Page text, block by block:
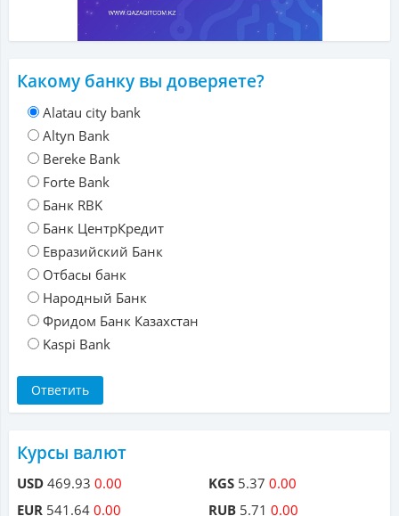
Какому банку вы доверяете?
Alatau city bank
Altyn Bank
Bereke Bank
Forte Bank
Банк RBK
Банк ЦентрКредит
Евразийский Банк
Отбасы банк
Народный Банк
Фридом Банк Казахстан
Kaspi Bank
Курсы валют
USD 469.93 0.00
EUR 541.64 0.00
KGS 5.37 0.00
RUB 5.71 0.00